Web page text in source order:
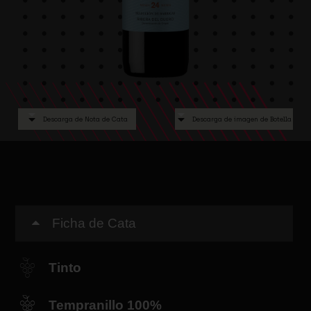
Descarga de Nota de Cata Descarga de imagen de Botella
Ficha de Cata
Tinto
Tempranillo 100%